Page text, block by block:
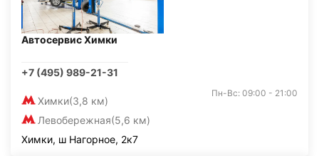
Автосервис Химки
+7 (495) 989-21-31
Химки(3,8 км)
Левобережная(5,6 км)
Пн-Вс: 09:00 - 21:00
Химки, ш Нагорное, 2к7